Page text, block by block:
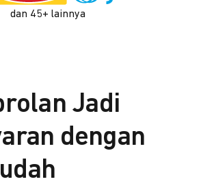
dan 45+ lainnya
Jadi
dengan